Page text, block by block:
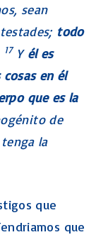
sean
todo
17 Y él es
en él
que es la
de
la
que
que